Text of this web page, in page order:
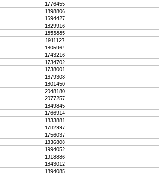
1776455
1898806
1694427
1829916
1853885
1911127
1805964
1743216
1734702
1738001
1679308
1801450
2048180
2077257
1849845
1766914
1833881
1782997
1756037
1836808
1994052
1918886
1843012
1894085